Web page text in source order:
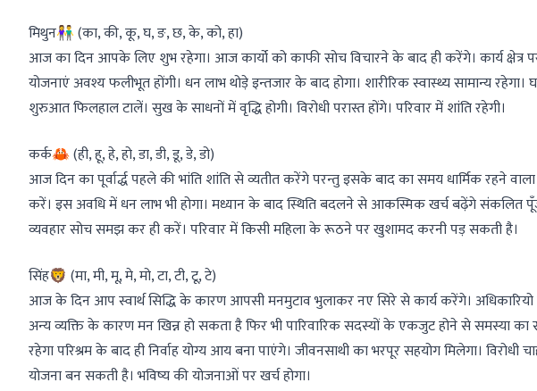
मिथुन👫 (का, की, कू, घ, ङ, छ, के, को, हा)
आज का दिन आपके लिए शुभ रहेगा। आज कार्यो को काफी सोच विचारने के बाद ही करेंगे। कार्य क्षेत्र
योजनाएं अवश्य फलीभूत होंगी। धन लाभ थोड़े इन्तजार के बाद होगा। शारीरिक स्वास्थ्य सामान्य
शुरुआत फिलहाल टालें। सुख के साधनों में वृद्धि होगी। विरोधी परास्त होंगे। परिवार में शांति रहेगी।
कर्क🦀 (ही, हू, हे, हो, डा, डी, डू, डे, डो)
आज दिन का पूर्वार्द्ध पहले की भांति शांति से व्यतीत करेंगे परन्तु इसके बाद का समय धार्मिक रहने
करें। इस अवधि में धन लाभ भी होगा। मध्यान के बाद स्थिति बदलने से आकस्मिक खर्च बढ़ेंगे संकलित
व्यवहार सोच समझ कर ही करें। परिवार में किसी महिला के रूठने पर खुशामद करनी पड़ सकती है।
सिंह🦁 (मा, मी, मू, मे, मो, टा, टी, टू, टे)
आज के दिन आप स्वार्थ सिद्धि के कारण आपसी मनमुटाव भुलाकर नए सिरे से कार्य करेंगे। अधिकारियो
अन्य व्यक्ति के कारण मन खिन्न हो सकता है फिर भी पारिवारिक सदस्यों के एकजुट होने से समस्या का
रहेगा परिश्रम के बाद ही निर्वाह योग्य आय बना पाएंगे। जीवनसाथी का भरपूर सहयोग मिलेगा।
योजना बन सकती है। भविष्य की योजनाओं पर खर्च होगा।